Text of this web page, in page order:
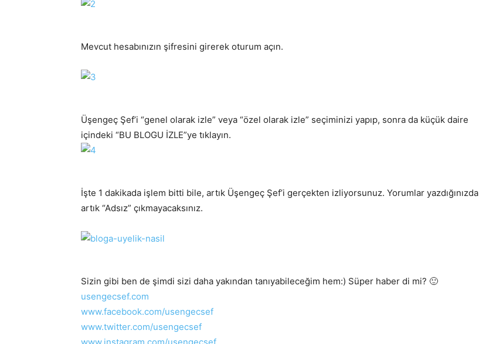
Mevcut hesabınızın şifresini girerek oturum açın.
Üşengeç Şef’i “genel olarak izle” veya “özel olarak izle” seçiminizi yapıp, sonra da küçük daire
içindeki “BU BLOGU İZLE”ye tıklayın.
İşte 1 dakikada işlem bitti bile, artık Üşengeç Şef’i gerçekten izliyorsunuz. Yorumlar yazdığınızda
artık “Adsız” çıkmayacaksınız.
Sizin gibi ben de şimdi sizi daha yakından tanıyabileceğim hem:) Süper haber di mi? 🙂
usengecsef.com
www.facebook.com/usengecsef
www.twitter.com/usengecsef